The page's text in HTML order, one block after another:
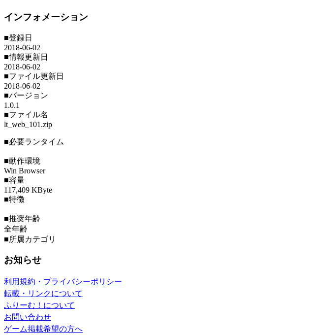
インフォメーション
■登録日
2018-06-02
■情報更新日
2018-06-02
■ファイル更新日
2018-06-02
■バージョン
1.0.1
■ファイル名
lt_web_101.zip
■必要ランタイム
■動作環境
Win Browser
■容量
117,409 KByte
■特徴
■推奨年齢
全年齢
■所属カテゴリ
お知らせ
利用規約・プライバシーポリシー
転載・リンクについて
ふりーむ！について
お問い合わせ
ゲーム掲載希望の方へ